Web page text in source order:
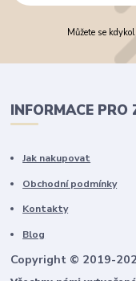
Můžete se
INFORMACE
Jak nakupovat
Obchodní podmínky
Kontakty
Blog
Copyright © 2019-